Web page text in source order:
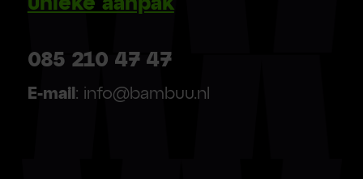
unieke aanpak
085 210 47 47
E-mail : info@bambuu.nl